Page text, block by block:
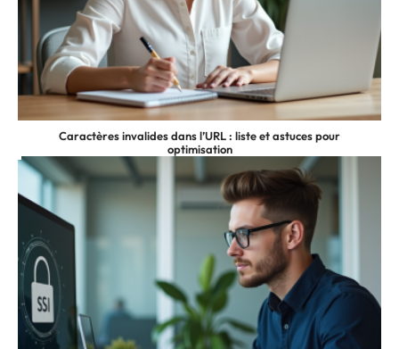
Caractères invalides dans l’URL : liste et astuces pour
optimisation